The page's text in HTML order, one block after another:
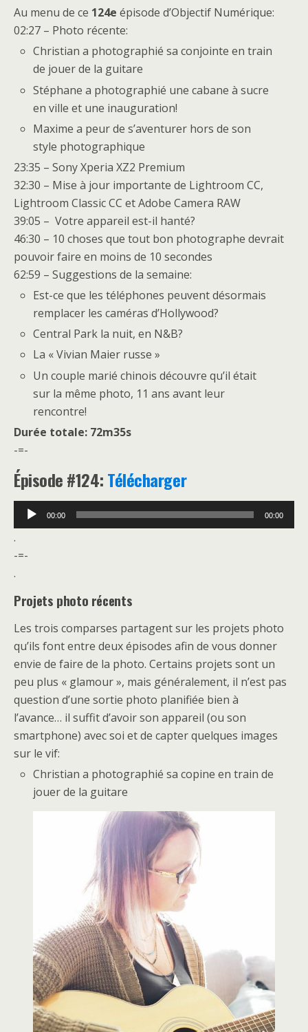
Au menu de ce 124e épisode d’Objectif Numérique:
02:27 – Photo récente:
Christian a photographié sa conjointe en train
de jouer de la guitare
Stéphane a photographié une cabane à sucre
en ville et une inauguration!
Maxime a peur de s’aventurer hors de son
style photographique
23:35 – Sony Xperia XZ2 Premium
32:30 – Mise à jour importante de Lightroom CC,
Lightroom Classic CC et Adobe Camera RAW
39:05 – Votre appareil est-il hanté?
46:30 – 10 choses que tout bon photographe devrait
pouvoir faire en moins de 10 secondes
62:59 – Suggestions de la semaine:
Est-ce que les téléphones peuvent désormais
remplacer les caméras d’Hollywood?
Central Park la nuit, en N&B?
La « Vivian Maier russe »
Un couple marié chinois découvre qu’il était
sur la même photo, 11 ans avant leur
rencontre!
Durée totale: 72m35s
-=-
Épisode #124:Télécharger
Lecteur
audio
00:00 00:00
.
-=-
.
Projets photo récents
Les trois comparses partagent sur les projets photo
qu’ils font entre deux épisodes afin de vous donner
envie de faire de la photo. Certains projets sont un
peu plus « glamour », mais généralement, il n’est pas
question d’une sortie photo planifiée bien à
l’avance… il suffit d’avoir son appareil (ou son
smartphone) avec soi et de capter quelques images
sur le vif:
Christian a photographié sa copine en train de
jouer de la guitare